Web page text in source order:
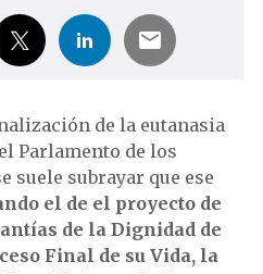
de la eutanasia
Parlamento de los
suele subrayar que ese
el de el proyecto de
de la Dignidad de
Final de su Vida, la